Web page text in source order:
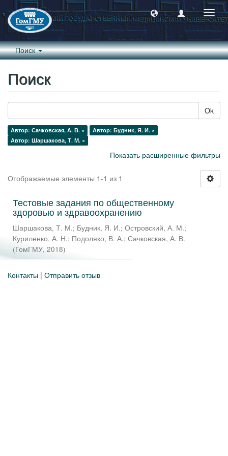
Поиск
Поиск
Ok
Автор: Сачковская, А. В. ×
Автор: Будник, Я. И. ×
Автор: Шаршакова, Т. М. ×
Показать расширенные фильтры
Отображаемые элементы 1-1 из 1
Тестовые задания по общественному
здоровью и здравоохранению
Шаршакова, Т. М.; Будник, Я. И.; Островский, А. М.;
Куриленко, А. Н.; Подоляко, В. А.; Сачковская, А. В.
(ГомГМУ, 2018)
Контакты | Отправить отзыв